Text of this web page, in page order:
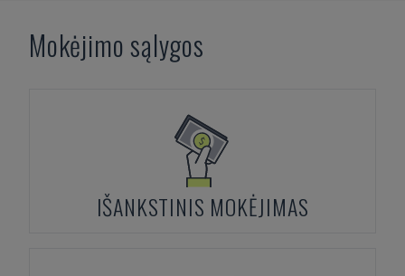
Mokėjimo sąlygos
IŠANKSTINIS MOKĖJIMAS